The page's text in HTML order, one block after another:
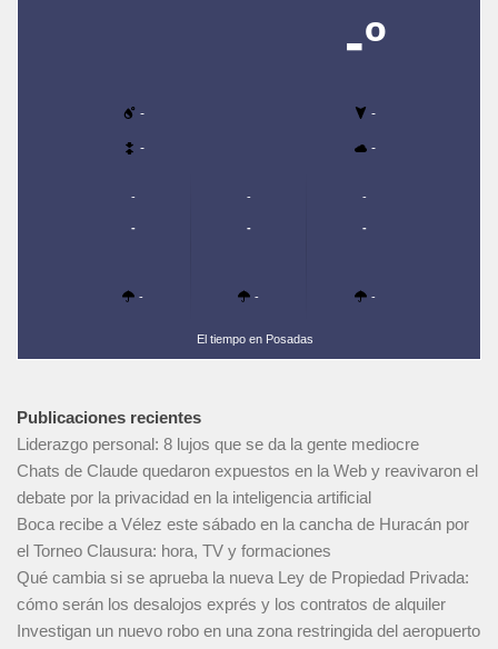
-º
- -
- -
-
-
-
-
-
-
-
-
-
El tiempo en Posadas
Publicaciones recientes
Liderazgo personal: 8 lujos que se da la gente mediocre
Chats de Claude quedaron expuestos en la Web y reavivaron el
debate por la privacidad en la inteligencia artificial
Boca recibe a Vélez este sábado en la cancha de Huracán por
el Torneo Clausura: hora, TV y formaciones
Qué cambia si se aprueba la nueva Ley de Propiedad Privada:
cómo serán los desalojos exprés y los contratos de alquiler
Investigan un nuevo robo en una zona restringida del aeropuerto